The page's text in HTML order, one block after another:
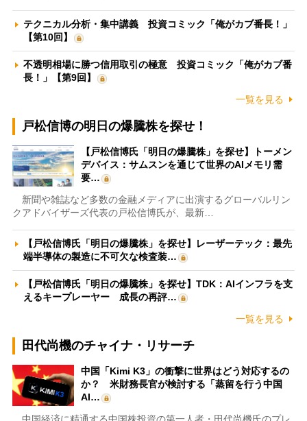
テクニカル分析・集中講義 投資コミック「俺がカブ番長！」
【第10回】
不透明相場に勝つ信用取引の極意 投資コミック「俺がカブ番
長！」【第9回】
一覧を見る
戸松信博の明日の爆騰株を探せ！
【戸松信博氏「明日の爆騰株」を探せ】トーメン
デバイス：サムスンを通じて世界のAIメモリ需
要…
新聞や雑誌など多数の金融メディアに出演するグローバルリン
クアドバイザーズ代表の戸松信博氏が、最新…
【戸松信博氏「明日の爆騰株」を探せ】レーザーテック：最先
端半導体の製造に不可欠な検査装…
【戸松信博氏「明日の爆騰株」を探せ】TDK：AIインフラを支
えるキープレーヤー 成長の再評…
一覧を見る
田代尚機のチャイナ・リサーチ
中国「Kimi K3」の衝撃に世界はどう対応するの
か？ 米財務長官が検討する「蒸留を行う中国
AI…